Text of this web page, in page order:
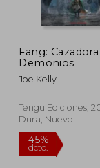
Fang:
Demonios
Joe Kelly
Tengu Ediciones,
Dura, Nuevo